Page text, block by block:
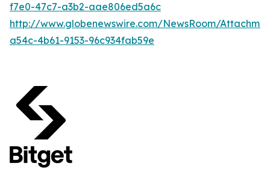
f7e0-47c7-a3b2-aae806ed5a6c
http://www.globenewswire.com/NewsRoom/
a54c-4b61-9153-96c934fab59e